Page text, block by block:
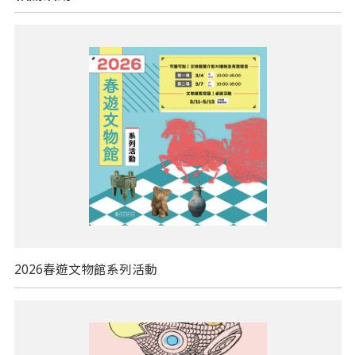
2026春遊文物館系列活動